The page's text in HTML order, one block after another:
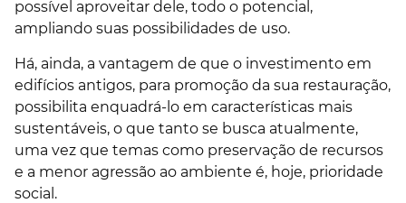
possível aproveitar dele, todo o potencial,
ampliando suas possibilidades de uso.
Há, ainda, a vantagem de que o investimento em
edifícios antigos, para promoção da sua restauração,
possibilita enquadrá-lo em características mais
sustentáveis, o que tanto se busca atualmente,
uma vez que temas como preservação de recursos
e a menor agressão ao ambiente é, hoje, prioridade
social.